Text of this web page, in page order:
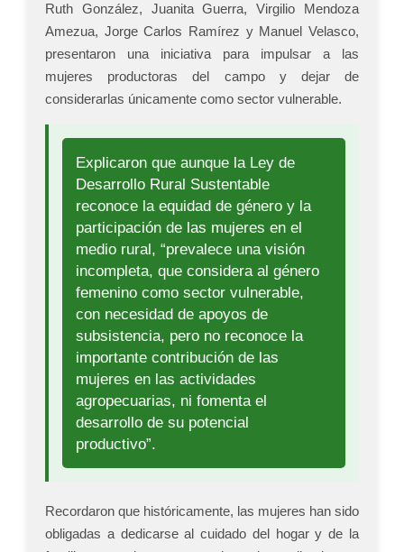
Ruth González, Juanita Guerra, Virgilio Mendoza
Amezua, Jorge Carlos Ramírez y Manuel Velasco,
presentaron una iniciativa para impulsar a las
mujeres productoras del campo y dejar de
considerarlas únicamente como sector vulnerable.
Explicaron que aunque la Ley de
Desarrollo Rural Sustentable
reconoce la equidad de género y la
participación de las mujeres en el
medio rural, “prevalece una visión
incompleta, que considera al género
femenino como sector vulnerable,
con necesidad de apoyos de
subsistencia, pero no reconoce la
importante contribución de las
mujeres en las actividades
agropecuarias, ni fomenta el
desarrollo de su potencial
productivo”.
Recordaron que históricamente, las mujeres han sido
obligadas a dedicarse al cuidado del hogar y de la